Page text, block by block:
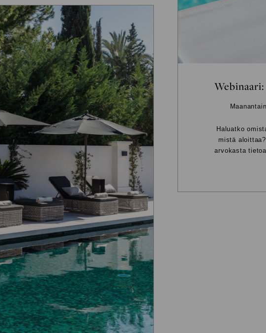
Haluatko
mistä
arvokasta